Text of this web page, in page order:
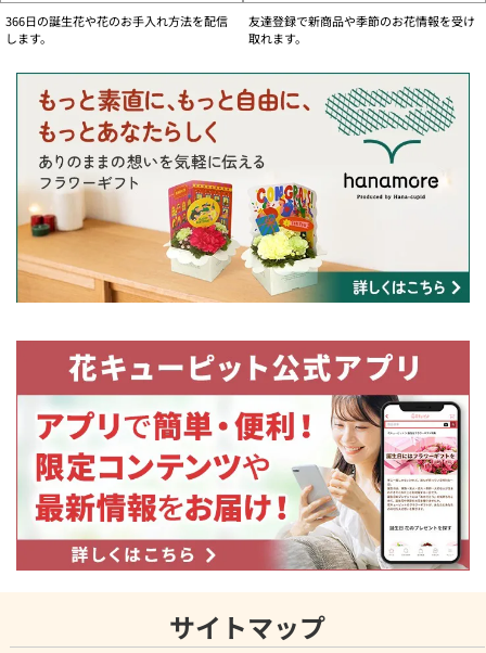
ご注文内容の変更、キャンセル及び各種お問い合わせがオンライン上でお手続き
【個人のお客様】
国内用・お問い合わせフォームへ
海外用・お問い合わせフォームへ
【法人のお客様】
国内用・お問い合わせフォームへ
物流事情の影響によるお届けについて
・一部の商品において、商品内容の変更をさせていただきお届けする場合がござ
います。ご注文いただきましたお花の色合いに合わせた花店のおすすめ商品をお
届けいたします。
何卒ご理解いただきますようお願い申し上げます。
大切なお客様に鮮度の良いお花をお届けする為に
より良い鮮度のお花をお届けするために、お客様のご理解・ご協力をお願いいた
します。
366日の誕生花や花のお手入れ方法を配信
します。
友達登録で新商品や季節のお花情報を受け
取れます。
サイトマップ